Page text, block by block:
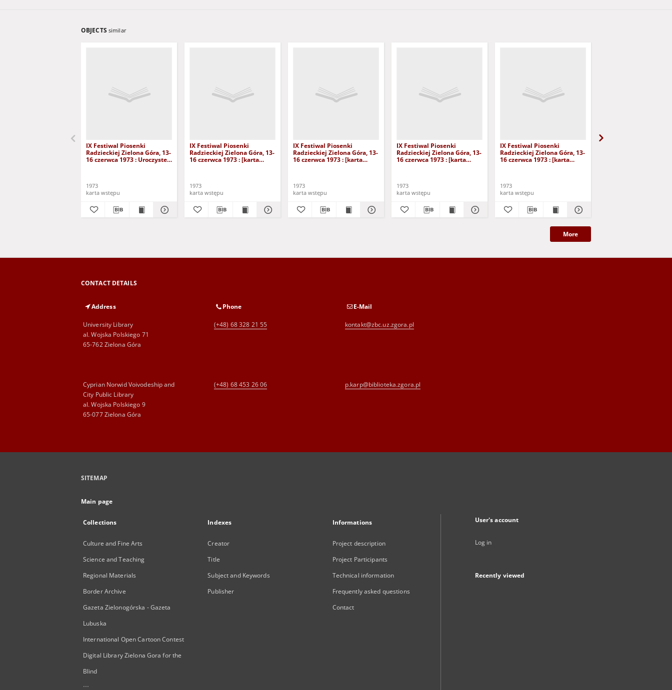
OBJECTS similar
IX Festiwal Piosenki
Radzieckiej Zielona Góra, 13-
16 czerwca 1973 : Uroczyste
1973
karta wstępu
IX Festiwal Piosenki
Radzieckiej Zielona Góra, 13-
16 czerwca 1973 : [karta
Radzieckiej
1973
karta wstępu
IX Festiwal Piosenki
Radzieckiej Zielona Góra, 13-
16 czerwca 1973 : [karta
1973
karta wstępu
IX Festiwal Piosenki
Radzieckiej Zielona Góra, 13-
16 czerwca 1973 : [karta
1973
karta wstępu
IX Festiwal Piosenki
Radzieckiej Zielona Góra, 13-
16 czerwca 1973 : [karta
1973
karta wstępu
More
CONTACT DETAILS
Address
University Library
al. Wojska Polskiego 71
65-762 Zielona Góra
Phone
(+48) 68 328 21 55
E-Mail
kontakt@zbc.uz.zgora.pl
Cyprian Norwid Voivodeship and
City Public Library
al. Wojska Polskiego 9
65-077 Zielona Góra
(+48) 68 453 26 06 p.karp@biblioteka.zgora.pl
SITEMAP
Main page
Collections
Culture and Fine Arts
Science and Teaching
Regional Materials
Border Archive
Gazeta Zielonogórska - Gazeta
Lubuska
International Open Cartoon Contest
Digital Library Zielona Gora for the
Blind
...
Indexes
Creator
Title
Subject and Keywords
Publisher
Informations
Project description
Project Participants
Technical information
Frequently asked questions
Contact
User's account
Log in
Recently viewed